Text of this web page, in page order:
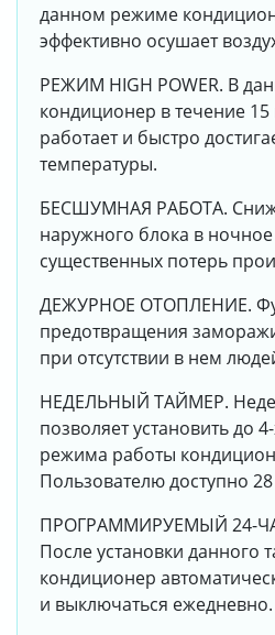
данном режиме
эффективно осушает
РЕЖИМ HIGH POWER. В
кондиционер в течение
работает и быстро
температуры.
БЕСШУМНАЯ РАБОТА.
наружного блока в
существенных потерь
ДЕЖУРНОЕ ОТОПЛЕНИЕ.
предотвращения
при отсутствии в нем
НЕДЕЛЬНЫЙ ТАЙМЕР.
позволяет установить до
режима работы
Пользователю доступно
ПРОГРАММИРУЕМЫЙ 24-
После установки данного
кондиционер
и выключаться ежедневно.